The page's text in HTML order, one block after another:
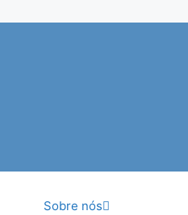
Sobre nós